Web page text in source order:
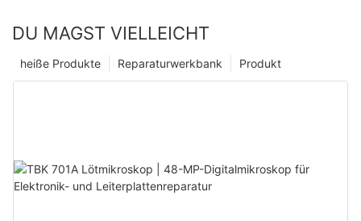
DU MAGST VIELLEICHT
Produkt
Reparaturwerkbank
heiße Produkte